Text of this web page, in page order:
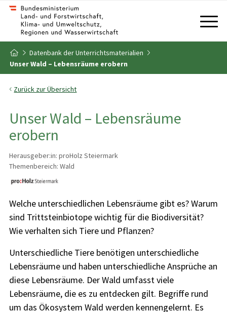
Zum Inhalt
Zum Inhaltsverzeichnis
Zur Startseite
Datenbank der Unterrichtsmaterialien
Unser Wald – Lebensräume erobern
Zurück zur Übersicht
Unser Wald – Lebensräume
erobern
Herausgeber:in: proHolz Steiermark
Themenbereich: Wald
Welche unterschiedlichen Lebensräume gibt es? Warum
sind Trittsteinbiotope wichtig für die Biodiversität?
Wie verhalten sich Tiere und Pflanzen?
Unterschiedliche Tiere benötigen unterschiedliche
Lebensräume und haben unterschiedliche Ansprüche an
diese Lebensräume. Der Wald umfasst viele
Lebensräume, die es zu entdecken gilt. Begriffe rund
um das Ökosystem Wald werden kennengelernt. Es